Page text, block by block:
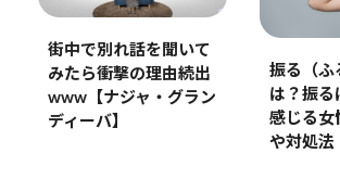
街中で別れ話を聞いて
みたら衝撃の理由続出
www【ナジャ・グラン
ディーバ】
振る（ふ
は？振る
感じる女
や対処法